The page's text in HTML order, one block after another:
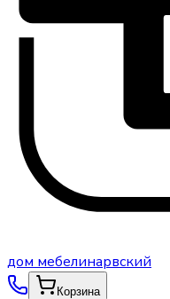
дом мебелинарвский
Корзина